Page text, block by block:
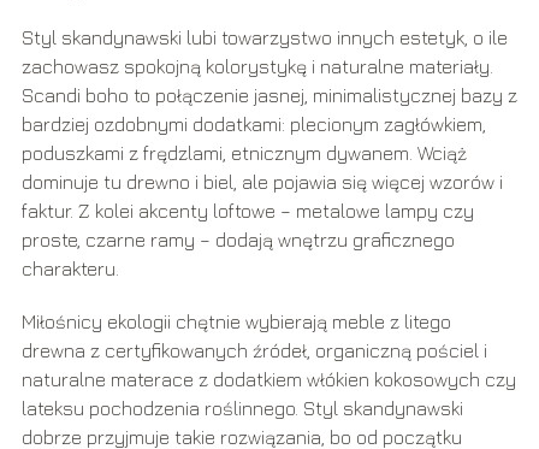
Styl skandynawski lubi towarzystwo innych estetyk, o ile
zachowasz spokojną kolorystykę i naturalne materiały.
Scandi boho to połączenie jasnej, minimalistycznej bazy z
bardziej ozdobnymi dodatkami: plecionym zagłówkiem,
poduszkami z frędzlami, etnicznym dywanem. Wciąż
dominuje tu drewno i biel, ale pojawia się więcej wzorów i
faktur. Z kolei akcenty loftowe – metalowe lampy czy
proste, czarne ramy – dodają wnętrzu graficznego
charakteru.
Miłośnicy ekologii chętnie wybierają meble z litego
drewna z certyfikowanych źródeł, organiczną pościel i
naturalne materace z dodatkiem włókien kokosowych czy
lateksu pochodzenia roślinnego. Styl skandynawski
dobrze przyjmuje takie rozwiązania, bo od początku